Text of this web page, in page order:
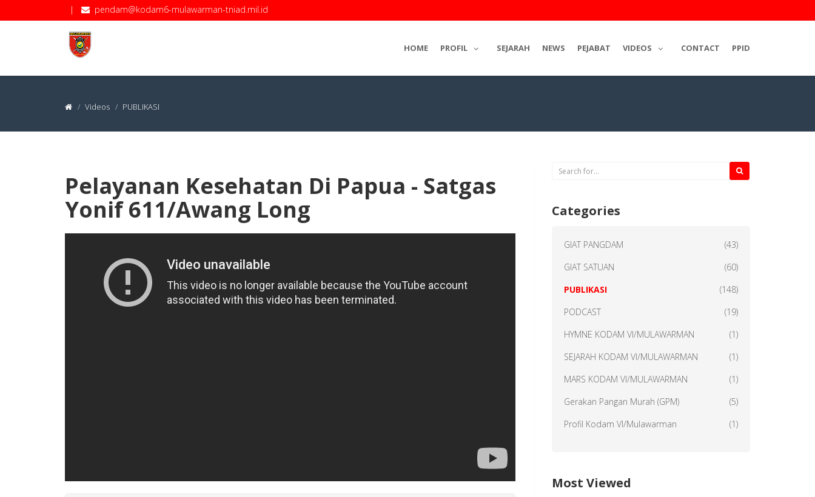
| pendam@kodam6-mulawarman-tniad.mil.id
HOME PROFIL SEJARAH NEWS PEJABAT VIDEOS CONTACT PPID
Videos PUBLIKASI
Pelayanan Kesehatan Di Papua - Satgas
Yonif 611/Awang Long Categories
GIAT PANGDAM
(43)
GIAT SATUAN
(60)
PUBLIKASI
(148)
PODCAST
(19)
HYMNE KODAM VI/MULAWARMAN
(1)
SEJARAH KODAM VI/MULAWARMAN
(1)
MARS KODAM VI/MULAWARMAN
(1)
Gerakan Pangan Murah (GPM)
(5)
Profil Kodam VI/Mulawarman
(1)
Most Viewed